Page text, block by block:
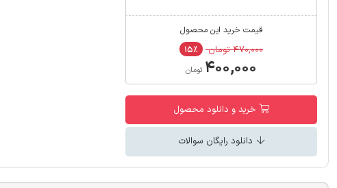
قیمت خرید این محصول
۴۷۰,۰۰۰ تومان ۱۵٪
۴۰۰,۰۰۰ تومان
خرید و دانلود محصول
دانلود رایگان سوالات